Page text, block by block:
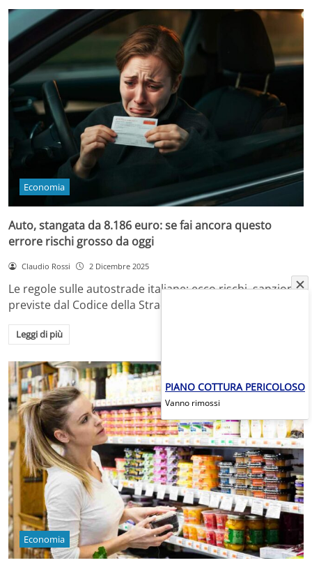
Economia
Auto, stangata da 8.186 euro: se fai ancora questo
errore rischi grosso da oggi
Claudio Rossi 2 Dicembre 2025
Le regole sulle autostrade italiane: ecco rischi, sanzioni
previste dal Codice della Strada e come…
Leggi di più
Economia
PIANO COTTURA PERICOLOSO
Vanno rimossi